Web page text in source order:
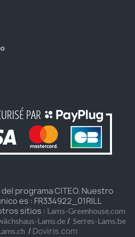
programa CITEO. Nuestro
es : FR334922_01RILL
sitios : Lams-Greenhouse.com
Lams.de / Serres-Lams.be
/Doviris.com